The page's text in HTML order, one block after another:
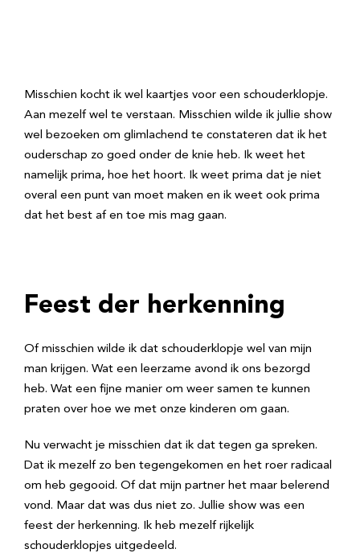
Misschien kocht ik wel kaartjes voor een schouderklopje.
Aan mezelf wel te verstaan. Misschien wilde ik jullie show
wel bezoeken om glimlachend te constateren dat ik het
ouderschap zo goed onder de knie heb. Ik weet het
namelijk prima, hoe het hoort. Ik weet prima dat je niet
overal een punt van moet maken en ik weet ook prima
dat het best af en toe mis mag gaan.
Feest der herkenning
Of misschien wilde ik dat schouderklopje wel van mijn
man krijgen. Wat een leerzame avond ik ons bezorgd
heb. Wat een fijne manier om weer samen te kunnen
praten over hoe we met onze kinderen om gaan.
Nu verwacht je misschien dat ik dat tegen ga spreken.
Dat ik mezelf zo ben tegengekomen en het roer radicaal
om heb gegooid. Of dat mijn partner het maar belerend
vond. Maar dat was dus niet zo. Jullie show was een
feest der herkenning. Ik heb mezelf rijkelijk
schouderklopjes uitgedeeld.